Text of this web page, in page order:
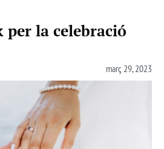
la celebració
març 29, 2023